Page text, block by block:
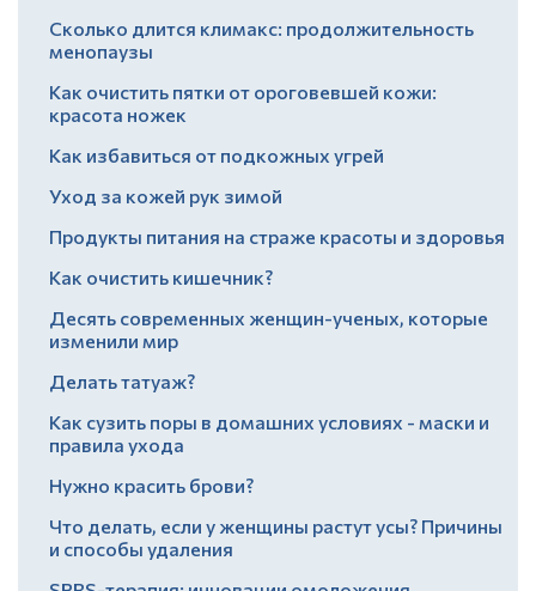
Сколько длится климакс: продолжительность
менопаузы
Как очистить пятки от ороговевшей кожи:
красота ножек
Как избавиться от подкожных угрей
Уход за кожей рук зимой
Продукты питания на страже красоты и здоровья
Как очистить кишечник?
Десять современных женщин-ученых, которые
изменили мир
Делать татуаж?
Как сузить поры в домашних условиях - маски и
правила ухода
Нужно красить брови?
Что делать, если у женщины растут усы? Причины
и способы удаления